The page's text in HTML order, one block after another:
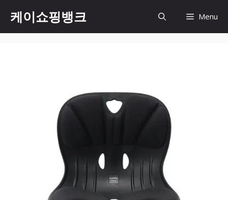
content
케이쇼핑뱅크 Menu